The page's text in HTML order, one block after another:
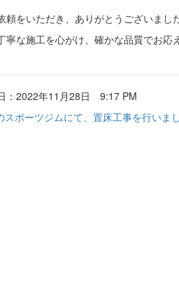
頼をいただき、ありがとうございまし
寧な施工を心がけ、確かな品質でお
：2022年11月28日 9:17 PM
スポーツジムにて、置床工事を行いま